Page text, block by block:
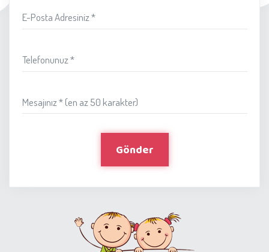
E-Posta Adresiniz *
Telefonunuz *
Mesajınız * (en az 50 karakter)
Gönder